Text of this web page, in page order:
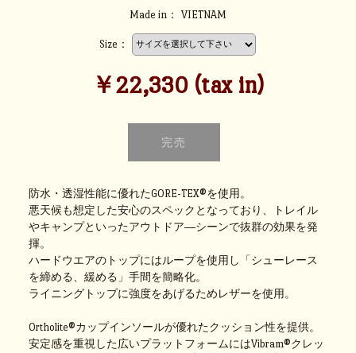
Made in：
VIETNAM
Size：
￥22,330 (tax in)
防水・透湿性能に優れたGORE-TEX®を使用。
悪天候も想定した安心のスペックとなっており、トレイル
やキャンプといったアウトドア―シーンで抜群の効果を発
揮。
ハードウエアのトップにはループを使用し「シューレース
を締める、緩める」手間を簡略化。
ライニングトップに強度をあげるためレザーを使用。
Ortholite®カップインソールが優れたクッション性を提供。
安定感を重視した広いプラットフォームにはVibram®クレッ